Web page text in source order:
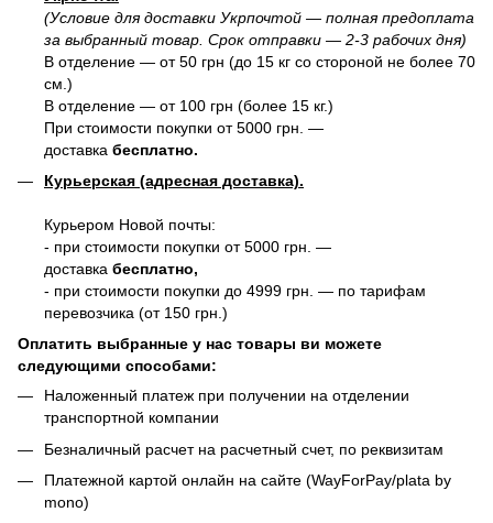
(Условие для доставки Укрпочтой — полная предоплата
за выбранный товар. Срок отправки — 2-3 рабочих дня)
В отделение — от 50 грн (до 15 кг со стороной не более 70
см.)
В отделение — от 100 грн (более 15 кг.)
При стоимости покупки от 5000 грн. —
доставка бесплатно.
Курьерская (адресная доставка).
Курьером Новой почты:
- при стоимости покупки от 5000 грн. —
доставка бесплатно,
- при стоимости покупки до 4999 грн. — по тарифам
перевозчика (от 150 грн.)
Оплатить выбранные у нас товары ви можете
следующими способами:
Наложенный платеж при получении на отделении
транспортной компании
Безналичный расчет на расчетный счет, по реквизитам
Платежной картой онлайн на сайте (WayForPay/plata by
mono)